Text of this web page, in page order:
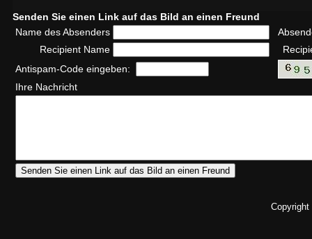
Senden Sie einen Link auf das Bild an einen Freund
Name des Absenders
Recipient Name
Antispam-Code eingeben:
Ihre Nachricht